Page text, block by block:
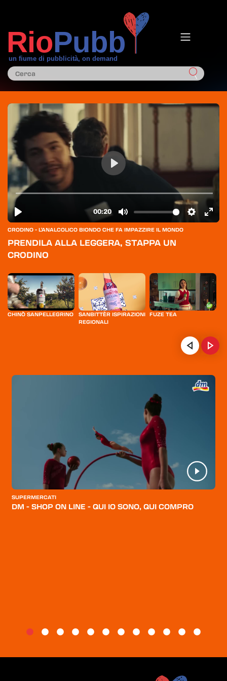
CATEGORIE
CHI SIAMO
BLOG
CRODINO - L'ANALCOLICO BIONDO CHE FA IMPAZZIRE IL MONDO
PRENDILA ALLA LEGGERA, STAPPA UN
CRODINO
CHINÒ SANPELLEGRINO
SANBITTÈR ISPIRAZIONI
REGIONALI
FUZE TEA
SUPERMERCATI
DM - SHOP ON LINE - QUI IO SONO, QUI COMPRO